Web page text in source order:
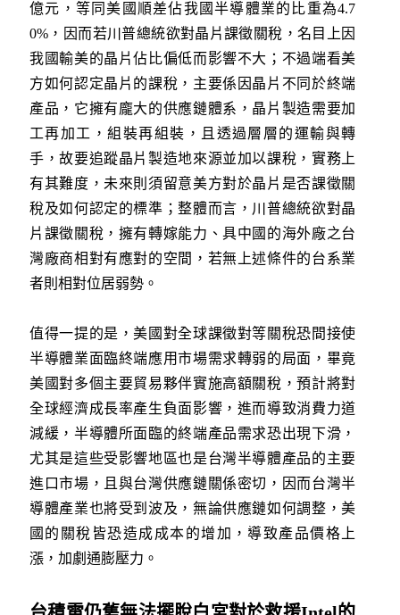
億元，等同美國順差佔我國半導體業的比重為4.7
0%，因而若川普總統欲對晶片課徵關稅，名目上因
我國輸美的晶片佔比偏低而影響不大；不過端看美
方如何認定晶片的課稅，主要係因晶片不同於終端
產品，它擁有龐大的供應鏈體系，晶片製造需要加
工再加工，組裝再組裝，且透過層層的運輸與轉
手，故要追蹤晶片製造地來源並加以課稅，實務上
有其難度，未來則須留意美方對於晶片是否課徵關
稅及如何認定的標準；整體而言，川普總統欲對晶
片課徵關稅，擁有轉嫁能力、具中國的海外廠之台
灣廠商相對有應對的空間，若無上述條件的台系業
者則相對位居弱勢。
值得一提的是，美國對全球課徵對等關稅恐間接使
半導體業面臨終端應用市場需求轉弱的局面，畢竟
美國對多個主要貿易夥伴實施高額關稅，預計將對
全球經濟成長率產生負面影響，進而導致消費力道
減緩，半導體所面臨的終端產品需求恐出現下滑，
尤其是這些受影響地區也是台灣半導體產品的主要
進口市場，且與台灣供應鏈關係密切，因而台灣半
導體產業也將受到波及，無論供應鏈如何調整，美
國的關稅皆恐造成成本的增加，導致產品價格上
漲，加劇通膨壓力。